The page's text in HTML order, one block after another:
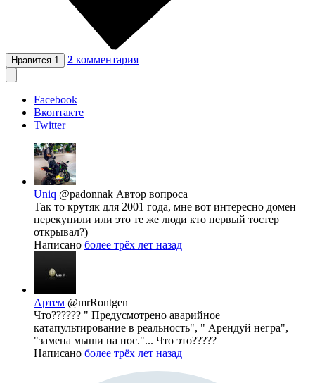
Нравится 1 2 комментария
Facebook
Вконтакте
Twitter
Uniq @padonnak Автор вопроса
Так то крутяк для 2001 года, мне вот интересно домен
перекупили или это те же люди кто первый тостер
открывал?)
Написано более трёх лет назад
Артем @mrRontgen
Что?????? " Предусмотрено аварийное
катапультирование в реальность", " Арендуй негра",
"замена мыши на нос."... Что это?????
Написано более трёх лет назад